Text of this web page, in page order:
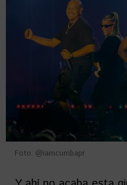
Foto: @iamcumbapr